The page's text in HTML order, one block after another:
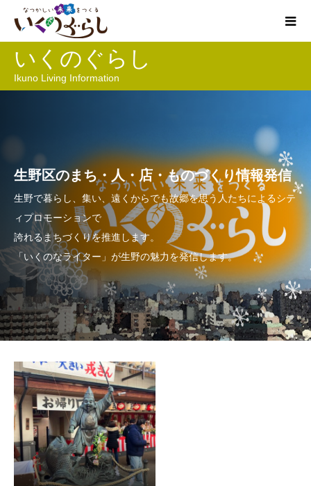
いくのぐらし
Ikuno Living Information
生野区のまち・人・店・ものづくり情報発信
生野で暮らし、集い、遠くからでも故郷を思う人たちによるシテ
ィプロモーションで
誇れるまちづくりを推進します。
「いくのなライター」が生野の魅力を発信します。